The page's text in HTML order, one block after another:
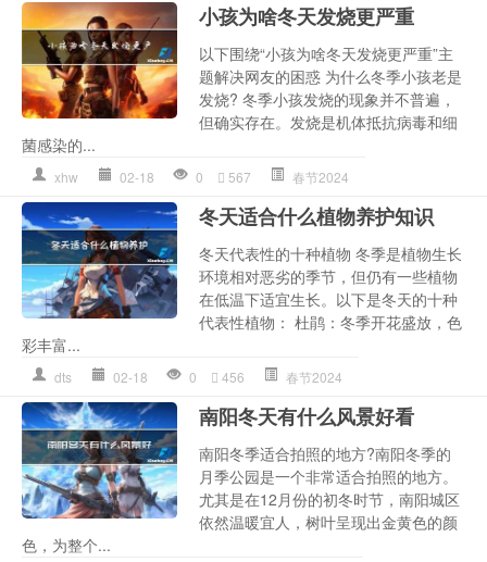
小孩为啥冬天发烧更严重
以下围绕“小孩为啥冬天发烧更严重”主
题解决网友的困惑 为什么冬季小孩老是
发烧? 冬季小孩发烧的现象并不普遍，
但确实存在。发烧是机体抵抗病毒和细
菌感染的...
xhw 02-18 0 567 春节2024
冬天适合什么植物养护知识
冬天代表性的十种植物 冬季是植物生长
环境相对恶劣的季节，但仍有一些植物
在低温下适宜生长。以下是冬天的十种
代表性植物： 杜鹃：冬季开花盛放，色
彩丰富...
dts 02-18 0 456 春节2024
南阳冬天有什么风景好看
南阳冬季适合拍照的地方?南阳冬季的
月季公园是一个非常适合拍照的地方。
尤其是在12月份的初冬时节，南阳城区
依然温暖宜人，树叶呈现出金黄色的颜
色，为整个...